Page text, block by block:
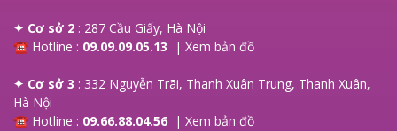
✦ Cơ sở 2 : 287 Cầu Giấy, Hà Nội
☎ Hotline : 09.09.09.05.13 | Xem bản đồ
✦ Cơ sở 3 : 332 Nguyễn Trãi, Thanh Xuân Trung, Thanh Xuân,
Hà Nội
☎ Hotline : 09.66.88.04.56 | Xem bản đồ